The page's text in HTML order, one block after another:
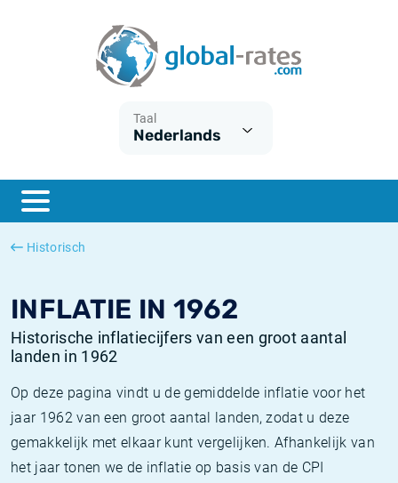
Taal
Nederlands
Historisch
INFLATIE IN 1962
Historische inflatiecijfers van een groot aantal
landen in 1962
Op deze pagina vindt u de gemiddelde inflatie voor het
jaar 1962 van een groot aantal landen, zodat u deze
gemakkelijk met elkaar kunt vergelijken. Afhankelijk van
het jaar tonen we de inflatie op basis van de CPI
ESTER
SONIA
Wat is CPI inflatie?
Wat is HICP inflatie?
Nederlandse inflatie - CPI
Amerikaanse inflatie - CPI
Euribor historie
SOFR historie
TONAR historie
Inflatiecalculator